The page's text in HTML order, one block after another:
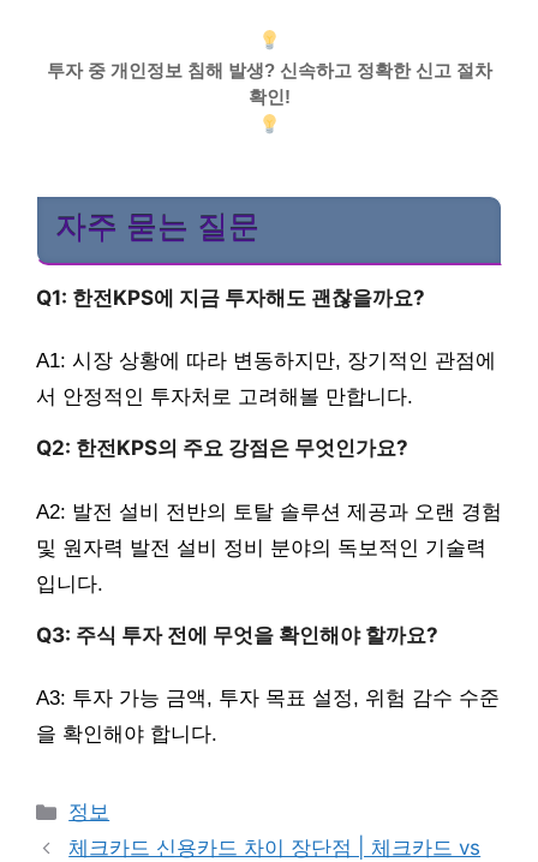
투자 중 개인정보 침해 발생? 신속하고 정확한 신고 절차
확인!
자주 묻는 질문
Q1: 한전KPS에 지금 투자해도 괜찮을까요?
A1: 시장 상황에 따라 변동하지만, 장기적인 관점에
서 안정적인 투자처로 고려해볼 만합니다.
Q2: 한전KPS의 주요 강점은 무엇인가요?
A2: 발전 설비 전반의 토탈 솔루션 제공과 오랜 경험
및 원자력 발전 설비 정비 분야의 독보적인 기술력
입니다.
Q3: 주식 투자 전에 무엇을 확인해야 할까요?
A3: 투자 가능 금액, 투자 목표 설정, 위험 감수 수준
을 확인해야 합니다.
카
테
정보
체크카드 신용카드 차이 장단점 | 체크카드 vs